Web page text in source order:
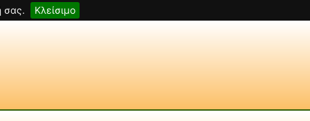
σας. Κλείσιμο